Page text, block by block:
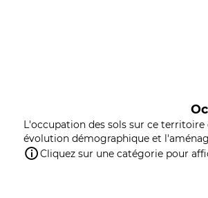
L'occupation des sols sur ce
évolution démographique et
Cliquez sur une catégorie pour